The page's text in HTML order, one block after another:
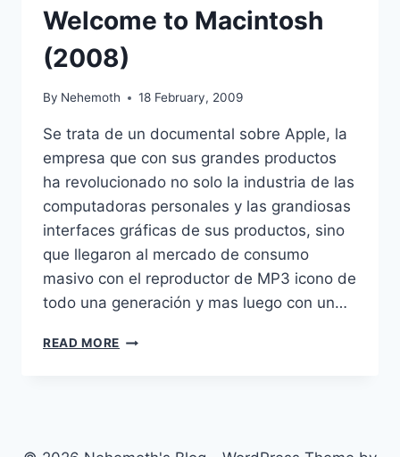
Welcome to Macintosh
(2008)
By Nehemoth 18 February, 2009
Se trata de un documental sobre Apple, la
empresa que con sus grandes productos
ha revolucionado no solo la industria de las
computadoras personales y las grandiosas
interfaces gráficas de sus productos, sino
que llegaron al mercado de consumo
masivo con el reproductor de MP3 icono de
todo una generación y mas luego con un…
READ MORE WELCOME